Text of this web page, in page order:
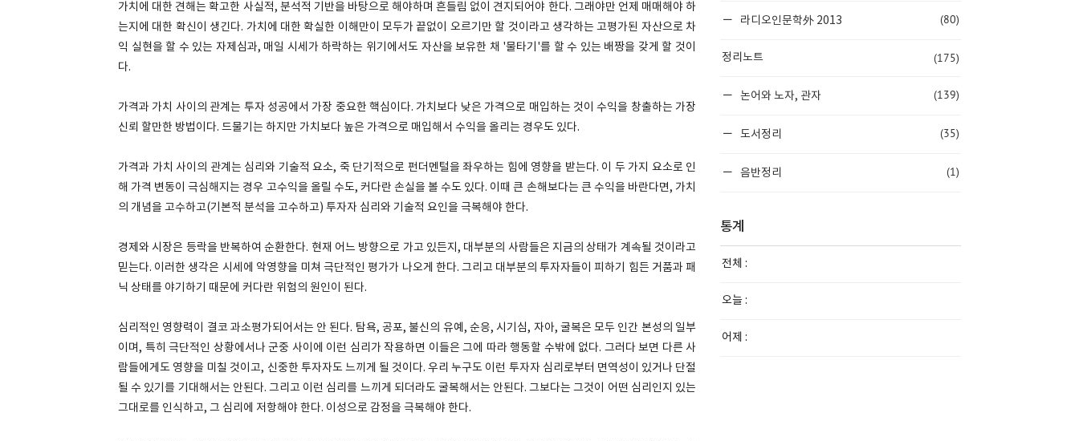
가치에 대한 견해는 확고한 사실적, 분석적 기반을 바탕으로 해야하며 흔들림 없이 견지되어야 한다. 그래야만 언제 매매해야 하
는지에 대한 확신이 생긴다. 가치에 대한 확실한 이해만이 모두가 끝없이 오르기만 할 것이라고 생각하는 고평가된 자산으로 차
익 실현을 할 수 있는 자제심과, 매일 시세가 하락하는 위기에서도 자산을 보유한 채 '물타기'를 할 수 있는 배짱을 갖게 할 것이
다.
가격과 가치 사이의 관계는 투자 성공에서 가장 중요한 핵심이다. 가치보다 낮은 가격으로 매입하는 것이 수익을 창출하는 가장
신뢰 할만한 방법이다. 드물기는 하지만 가치보다 높은 가격으로 매입해서 수익을 올리는 경우도 있다.
가격과 가치 사이의 관계는 심리와 기술적 요소, 죽 단기적으로 펀더멘털을 좌우하는 힘에 영향을 받는다. 이 두 가지 요소로 인
해 가격 변동이 극심해지는 경우 고수익을 올릴 수도, 커다란 손실을 볼 수도 있다. 이때 큰 손해보다는 큰 수익을 바란다면, 가치
의 개념을 고수하고(기본적 분석을 고수하고) 투자자 심리와 기술적 요인을 극복해야 한다.
경제와 시장은 등락을 반복하여 순환한다. 현재 어느 방향으로 가고 있든지, 대부분의 사람들은 지금의 상태가 계속될 것이라고
믿는다. 이러한 생각은 시세에 악영향을 미쳐 극단적인 평가가 나오게 한다. 그리고 대부분의 투자자들이 피하기 힘든 거품과 패
닉 상태를 야기하기 때문에 커다란 위험의 원인이 된다.
심리적인 영향력이 결코 과소평가되어서는 안 된다. 탐욕, 공포, 불신의 유예, 순응, 시기심, 자아, 굴복은 모두 인간 본성의 일부
이며, 특히 극단적인 상황에서나 군중 사이에 이런 심리가 작용하면 이들은 그에 따라 행동할 수밖에 없다. 그러다 보면 다른 사
람들에게도 영향을 미칠 것이고, 신중한 투자자도 느끼게 될 것이다. 우리 누구도 이런 투자자 심리로부터 면역성이 있거나 단절
될 수 있기를 기대해서는 안된다. 그리고 이런 심리를 느끼게 되더라도 굴복해서는 안된다. 그보다는 그것이 어떤 심리인지 있는
그대로를 인식하고, 그 심리에 저항해야 한다. 이성으로 감정을 극복해야 한다.
라디오인문학外 2013 (80)
정리노트 (175)
논어와 노자, 관자 (139)
도서정리 (35)
음반정리 (1)
통계
전체 :
오늘 :
어제 :